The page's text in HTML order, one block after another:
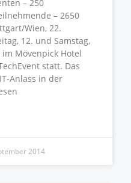
– 250
– 2650
Wien, 22.
12. und Samstag,
Mövenpick Hotel
statt. Das
Anlass in der
2014